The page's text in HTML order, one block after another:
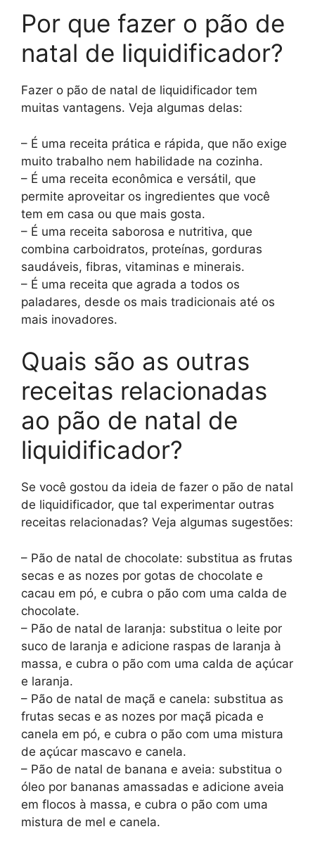
Por que fazer o pão de
natal de liquidificador?
Fazer o pão de natal de liquidificador tem
muitas vantagens. Veja algumas delas:
– É uma receita prática e rápida, que não exige
muito trabalho nem habilidade na cozinha.
– É uma receita econômica e versátil, que
permite aproveitar os ingredientes que você
tem em casa ou que mais gosta.
– É uma receita saborosa e nutritiva, que
combina carboidratos, proteínas, gorduras
saudáveis, fibras, vitaminas e minerais.
– É uma receita que agrada a todos os
paladares, desde os mais tradicionais até os
mais inovadores.
Quais são as outras
receitas relacionadas
ao pão de natal de
liquidificador?
Se você gostou da ideia de fazer o pão de natal
de liquidificador, que tal experimentar outras
receitas relacionadas? Veja algumas sugestões:
– Pão de natal de chocolate: substitua as frutas
secas e as nozes por gotas de chocolate e
cacau em pó, e cubra o pão com uma calda de
chocolate.
– Pão de natal de laranja: substitua o leite por
suco de laranja e adicione raspas de laranja à
massa, e cubra o pão com uma calda de açúcar
e laranja.
– Pão de natal de maçã e canela: substitua as
frutas secas e as nozes por maçã picada e
canela em pó, e cubra o pão com uma mistura
de açúcar mascavo e canela.
– Pão de natal de banana e aveia: substitua o
óleo por bananas amassadas e adicione aveia
em flocos à massa, e cubra o pão com uma
mistura de mel e canela.